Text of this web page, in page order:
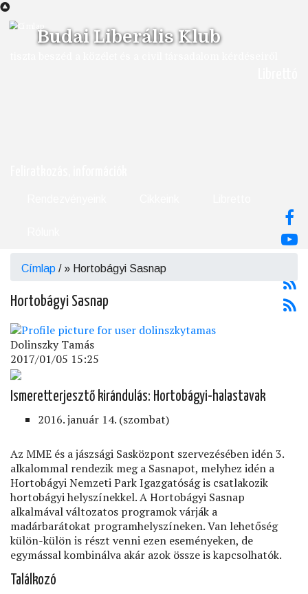
Ugrás
tartalomraBudai Liberális Klub
Morzsa
Címlap / Hortobágyi Sasnap
Hortobágyi Sasnap
Dolinszky Tamás
2017/01/05 15:25
Ismeretterjesztő kirándulás: Hortobágyi-halastavak
2016. január 14. (szombat)
Az MME és a jászsági Sasközpont szervezésében idén 3.
alkalommal rendezik meg a Sasnapot, melyhez idén a
Hortobágyi Nemzeti Park Igazgatóság is csatlakozik
hortobágyi helyszínekkel. A Hortobágyi Sasnap
alkalmával változatos programok várják a
madárbarátokat programhelyszíneken. Van lehetőség
külön-külön is részt venni ezen eseményeken, de
egymással kombinálva akár azok össze is kapcsolhatók.
Találkozó